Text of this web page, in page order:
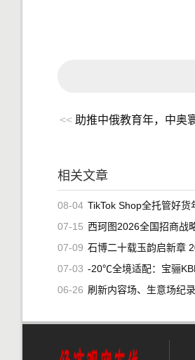
<< 助推中俄教育年，中奥
相关文章
08-04 TikTok Shop全托管好货年中
07-15 西珂图2026全国招商战
07-09 石博二十载玉韵启新章 2026 昆
07-03 -20℃全境适配：宝骊
06-26 刷新内容场、生意场纪录！